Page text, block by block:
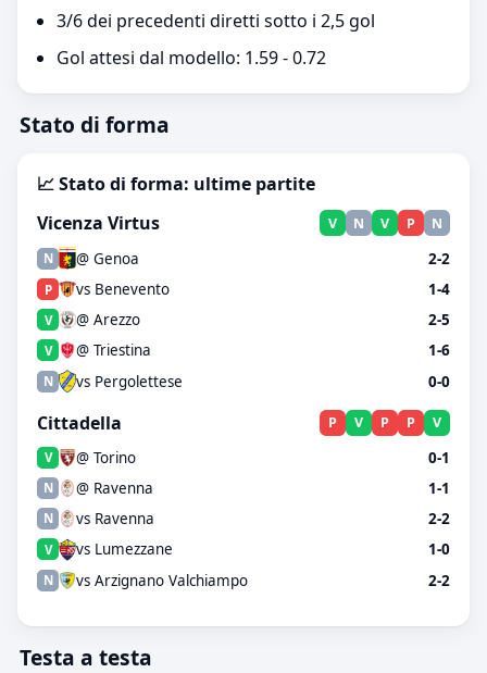
3/6 dei precedenti diretti sotto i 2,5 gol
Gol attesi dal modello: 1.59 - 0.72
Stato di forma
📈 Stato di forma: ultime partite
Vicenza Virtus
V N V P N
N @ Genoa 2-2
P vs Benevento 1-4
V @ Arezzo 2-5
V @ Triestina 1-6
N vs Pergolettese 0-0
Cittadella P V P P V
V @ Torino 0-1
N @ Ravenna 1-1
N vs Ravenna 2-2
V vs Lumezzane 1-0
N vs Arzignano Valchiampo 2-2
Testa a testa